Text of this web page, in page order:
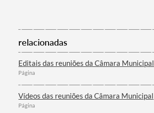
relacionadas
Editais das reuniões da Câmara Municipal
Página
Vídeos das reuniões da Câmara Municipal
Página